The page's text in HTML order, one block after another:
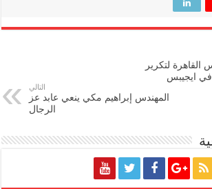
لتكرير
في ايجيبس
التالي
المهندس إبراهيم مكي ينعي عابد عز
الرجال